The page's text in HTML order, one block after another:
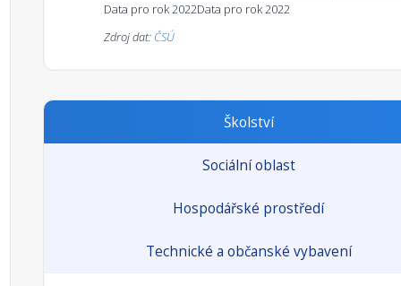
Data pro rok 2022Data pro rok 2022
Zdroj dat: ČSÚ
Školství
Sociální oblast
Hospodářské prostředí
Technické a občanské vybavení